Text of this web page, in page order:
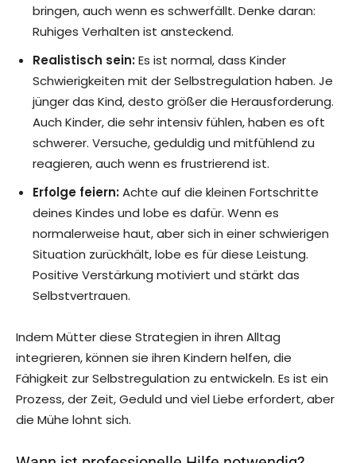
bringen, auch wenn es schwerfällt. Denke daran:
Ruhiges Verhalten ist ansteckend.
Realistisch sein:Es ist normal, dass Kinder
Schwierigkeiten mit der Selbstregulation haben. Je
jünger das Kind, desto größer die Herausforderung.
Auch Kinder, die sehr intensiv fühlen, haben es oft
schwerer. Versuche, geduldig und mitfühlend zu
reagieren, auch wenn es frustrierend ist.
Erfolge feiern:Achte auf die kleinen Fortschritte
deines Kindes und lobe es dafür. Wenn es
normalerweise haut, aber sich in einer schwierigen
Situation zurückhält, lobe es für diese Leistung.
Positive Verstärkung motiviert und stärkt das
Selbstvertrauen.
Indem Mütter diese Strategien in ihren Alltag
integrieren, können sie ihren Kindern helfen, die
Fähigkeit zur Selbstregulation zu entwickeln. Es ist ein
Prozess, der Zeit, Geduld und viel Liebe erfordert, aber
die Mühe lohnt sich.